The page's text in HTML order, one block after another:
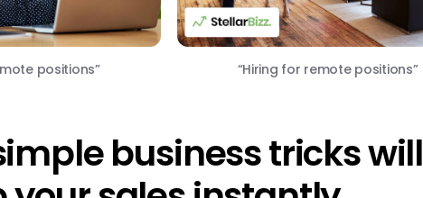
positions” “Hiring for remote positions”
business tricks will